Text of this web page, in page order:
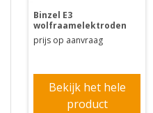
Binzel E3
wolfraamelektroden
prijs op aanvraag
Bekijk het hele
product